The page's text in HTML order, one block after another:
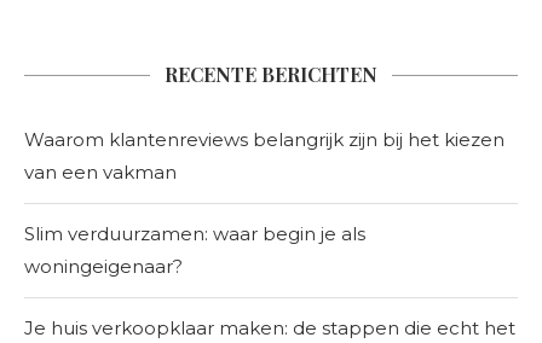
RECENTE BERICHTEN
Waarom klantenreviews belangrijk zijn bij het kiezen
van een vakman
Slim verduurzamen: waar begin je als
woningeigenaar?
Je huis verkoopklaar maken: de stappen die echt het